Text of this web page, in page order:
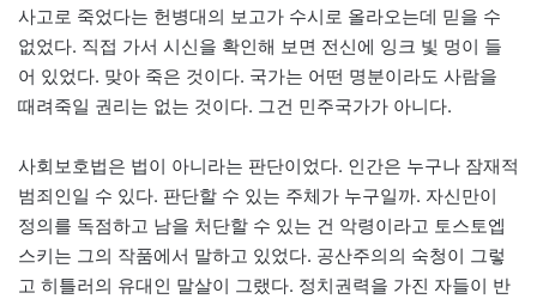
사고로 죽었다는 헌병대의 보고가 수시로 올라오는데 믿을 수
없었다. 직접 가서 시신을 확인해 보면 전신에 잉크 빛 멍이 들
어 있었다. 맞아 죽은 것이다. 국가는 어떤 명분이라도 사람을
때려죽일 권리는 없는 것이다. 그건 민주국가가 아니다.
사회보호법은 법이 아니라는 판단이었다. 인간은 누구나 잠재적
범죄인일 수 있다. 판단할 수 있는 주체가 누구일까. 자신만이
정의를 독점하고 남을 처단할 수 있는 건 악령이라고 토스토엡
스키는 그의 작품에서 말하고 있었다. 공산주의의 숙청이 그렇
고 히틀러의 유대인 말살이 그랬다. 정치권력을 가진 자들이 반